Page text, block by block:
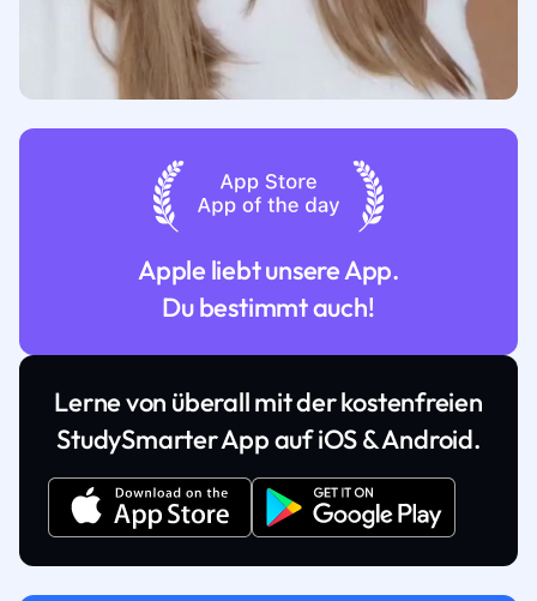
Apple liebt unsere App.
Du bestimmt auch!
Lerne von überall mit der kostenfreien
StudySmarter App auf iOS & Android.